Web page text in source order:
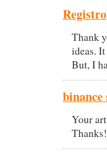
Registro
Thank
ideas.
But, I
binance
Your
Thanks!